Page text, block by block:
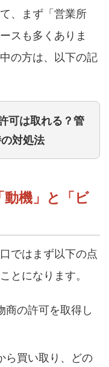
、まず「営業所
スも多くありま
の方は、以下の記
可は取れる？管
対処法
機」と「ビ
ではまず以下の点
とになります。
商の許可を取得し
ら買い取り、どの